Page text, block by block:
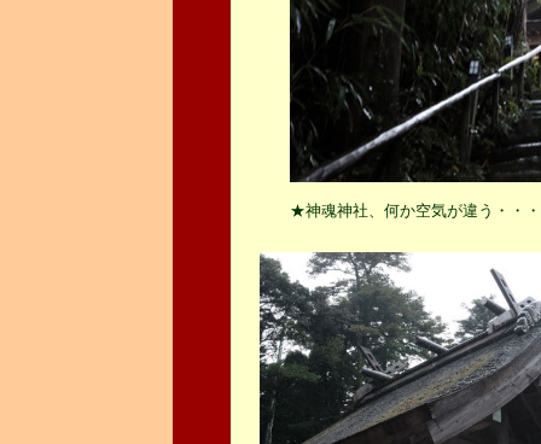
★神魂神社、何か空気が違う・・・